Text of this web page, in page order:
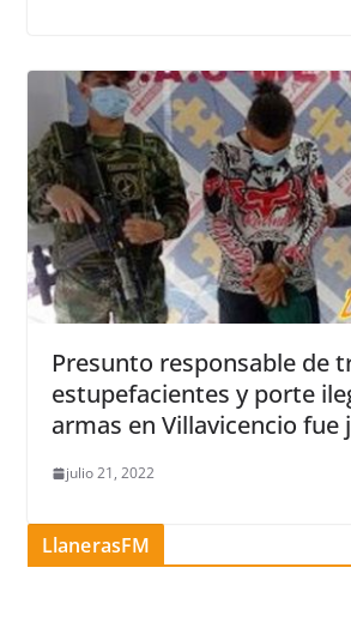
Presunto responsable de
estupefacientes y porte
armas en Villavicencio fue
julio 21, 2022
LlanerasFM